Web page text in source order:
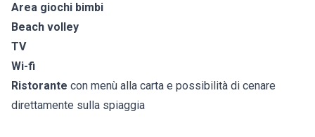
Area giochi bimbi
Beach volley
TV
Wi-fi
Ristorante con menù alla carta e possibilità di cenare
direttamente sulla spiaggia